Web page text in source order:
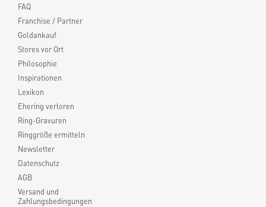
FAQ
Franchise / Partner
Goldankauf
Stores vor Ort
Philosophie
Inspirationen
Lexikon
Ehering verloren
Ring-Gravuren
Ringgröße ermitteln
Newsletter
Datenschutz
AGB
Versand und
Zahlungsbedingungen